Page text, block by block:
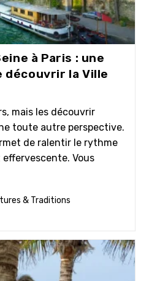
à Paris : une
découvrir la Ville
mais les découvrir
toute autre perspective.
de ralentir le rythme
Vous
& Traditions